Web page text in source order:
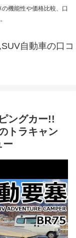
機能性や価格比較、口
自動車の口コ
ングカー!!
トラキャン
ー